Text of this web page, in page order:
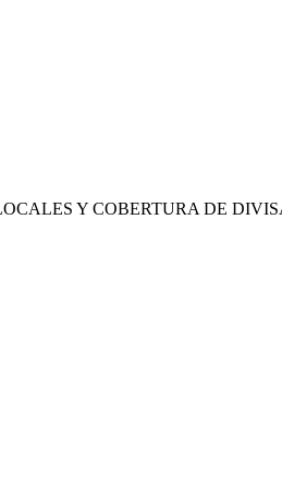
Y COBERTURA DE